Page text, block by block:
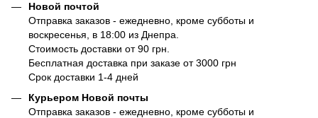
Новой почтой
Отправка заказов - ежедневно, кроме субботы и
воскресенья, в 18:00 из Днепра.
Стоимость доставки от 90 грн.
Бесплатная доставка при заказе от 3000 грн
Срок доставки 1-4 дней
Курьером Новой почты
Отправка заказов - ежедневно, кроме субботы и